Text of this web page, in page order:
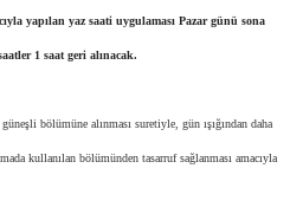
yapılan yaz saati uygulaması Pazar günü sona
1 saat geri alınacak.
bölümüne alınması suretiyle, gün ışığından daha
kullanılan bölümünden tasarrufsağlanması amacıyla